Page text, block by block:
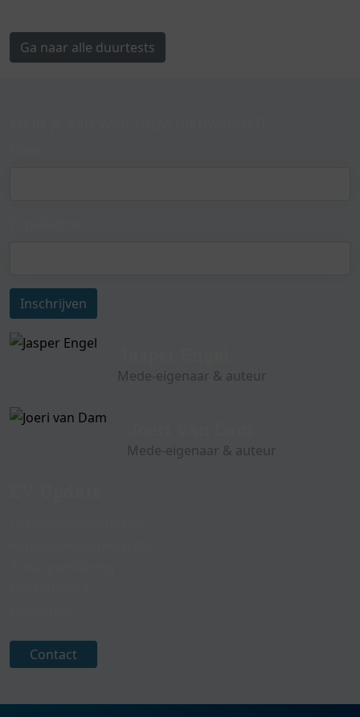
Ga naar alle duurtests
Inschrijven
Mede-eigenaar & auteur
Mede-eigenaar & auteur
Contact